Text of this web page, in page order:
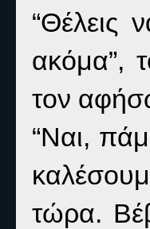
“Θέλεις
ακόμα”,
τον
“Ναι,
τώρα.